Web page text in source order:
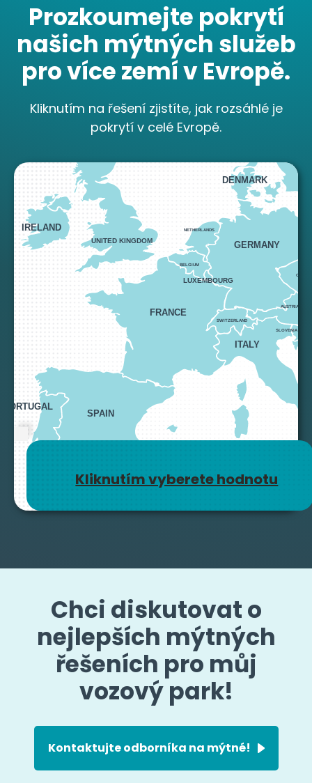
Mýtné sítě pro více
Vyberte si naše palubní jednotky, palivové
karty a eurovinětky pro placení mýtného ve
29 zemích.
Prozkoumejte pokrytí
našich mýtných služeb
pro více zemí v Evropě.
Kliknutím na řešení zjistíte, jak rozsáhlé je
pokrytí v celé Evropě.
FRANCE
SWITZERLAND
ITALY
AUSTRIA
PORTUGAL
GERMANY
DENMARK
CZECH
UNITED KINGDOM
IRELAND
BELGIUM
SPAIN
NETHERLANDS
SLOVENIA
NORWAY
LUXEMBOURG
Kliknutím vyberete hodnotu
Chci diskutovat o
nejlepších mýtných
řešeních pro můj
vozový park!
Kontaktujte odborníka na mýtné!